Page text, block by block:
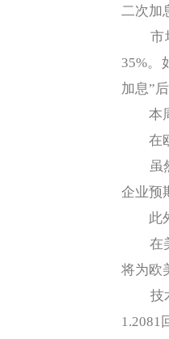
二次加
市场
35%。
加息”
本周
在欧
虽然
企业预
此外
在美
将为欧
技术
1.2081